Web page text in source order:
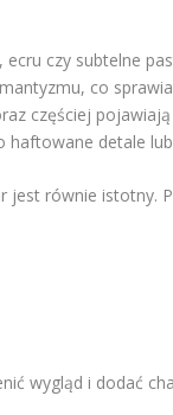
czy subtelne
co
częściej
haftowane detale
równie istotny.
wygląd i dodać